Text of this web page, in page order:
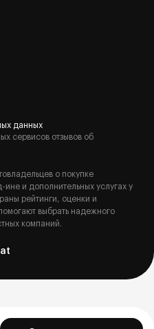
данных
сервисов отзывов об
о покупке
и дополнительных услугах у
рейтинги, оценки и
выбрать надежного
компаний.